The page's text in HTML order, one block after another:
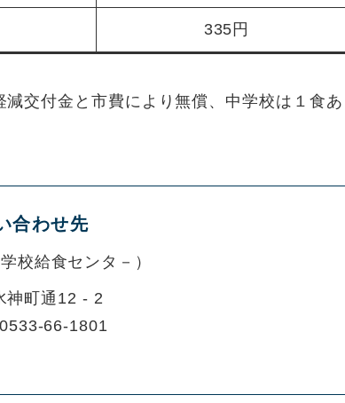
335円
交付金と市費により無償、中学校は１食あ
合わせ先
校給食センタ－
神町通12 - 2
66-1801